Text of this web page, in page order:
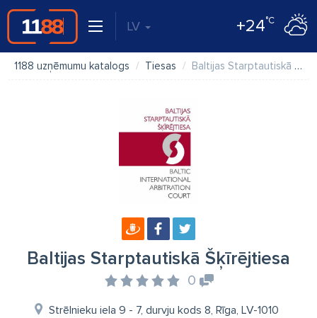
LV +24°C
1188 uzņēmumu katalogs Tiesas Baltijas Starptautiskā Šķīrējtiesa
Baltijas Starptautiskā Šķīrējtiesa
0
Strēlnieku iela 9 - 7, durvju kods 8, Rīga, LV-1010